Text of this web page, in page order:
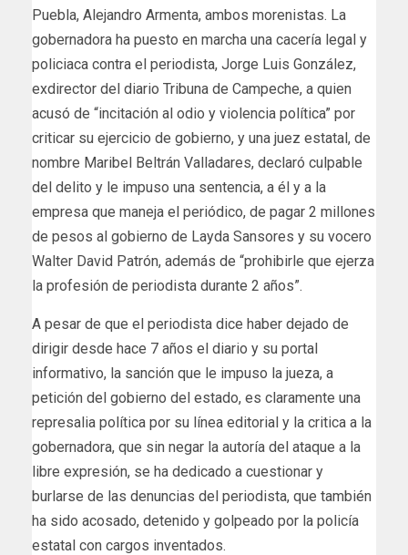
Puebla, Alejandro Armenta, ambos morenistas. La
gobernadora ha puesto en marcha una cacería legal y
policiaca contra el periodista, Jorge Luis González,
exdirector del diario Tribuna de Campeche, a quien
acusó de “incitación al odio y violencia política” por
criticar su ejercicio de gobierno, y una juez estatal, de
nombre Maribel Beltrán Valladares, declaró culpable
del delito y le impuso una sentencia, a él y a la
empresa que maneja el periódico, de pagar 2 millones
de pesos al gobierno de Layda Sansores y su vocero
Walter David Patrón, además de “prohibirle que ejerza
la profesión de periodista durante 2 años”.
A pesar de que el periodista dice haber dejado de
dirigir desde hace 7 años el diario y su portal
informativo, la sanción que le impuso la jueza, a
petición del gobierno del estado, es claramente una
represalia política por su línea editorial y la critica a la
gobernadora, que sin negar la autoría del ataque a la
libre expresión, se ha dedicado a cuestionar y
burlarse de las denuncias del periodista, que también
ha sido acosado, detenido y golpeado por la policía
estatal con cargos inventados.